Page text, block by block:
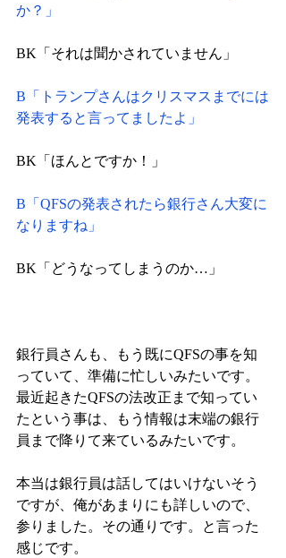
か？」
BK「それは聞かされていません」
B「トランプさんはクリスマスまでには
発表すると言ってましたよ」
BK「ほんとですか！」
B「QFSの発表されたら銀行さん大変に
なりますね」
BK「どうなってしまうのか…」
銀行員さんも、もう既にQFSの事を知
っていて、準備に忙しいみたいです。
最近起きたQFSの法改正まで知ってい
たという事は、もう情報は末端の銀行
員まで降りて来ているみたいです。
本当は銀行員は話してはいけないそう
ですが、俺があまりにも詳しいので、
参りました。その通りです。と言った
感じです。